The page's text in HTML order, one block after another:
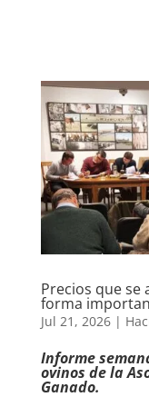
Precios que se
forma
Jul 21, 2026|
Informe
ovinos de la
Ganado.